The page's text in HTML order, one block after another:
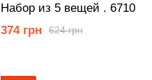
Набор из 5 вещей . 6710
624 грн
374 грн